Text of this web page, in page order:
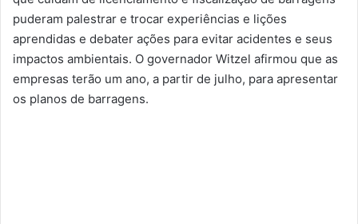
puderam palestrar e trocar experiências e lições
aprendidas e debater ações para evitar acidentes e seus
impactos ambientais. O governador Witzel afirmou que as
empresas terão um ano, a partir de julho, para apresentar
os planos de barragens.